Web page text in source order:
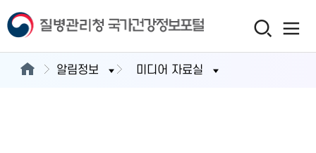
알림정보 미디어 자료실